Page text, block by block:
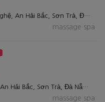
196 Dương Đình Nghệ, An Hải Bắc, Sơn Trà, Đà Nẵng
massage spa
233 D. Đình Nghệ, An Hải Bắc, Sơn Trà, Đà Nẵng
massage spa